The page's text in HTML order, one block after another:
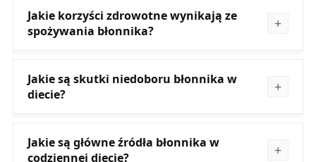
Jakie korzyści zdrowotne wynikają ze
spożywania błonnika?
Jakie są skutki niedoboru błonnika w
diecie?
Jakie są główne źródła błonnika w
codziennej diecie?